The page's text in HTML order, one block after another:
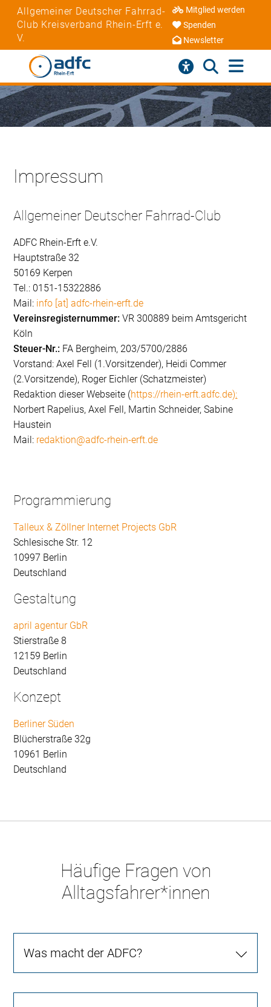
Allgemeiner Deutscher Fahrrad-
Club Kreisverband Rhein-Erft e.
V.
Mitglied werden
Spenden
Newsletter
Impressum
Allgemeiner Deutscher Fahrrad-Club
ADFC Rhein-Erft e.V.
Hauptstraße 32
50169 Kerpen
Tel.: 0151-15322886
Mail: info [at] adfc-rhein-erft.de
Vereinsregisternummer: VR 300889 beim Amtsgericht
Köln
Steuer-Nr.: FA Bergheim, 203/5700/2886
Vorstand: Axel Fell (1.Vorsitzender), Heidi Commer
(2.Vorsitzende), Roger Eichler (Schatzmeister)
Redaktion dieser Webseite (https://rhein-erft.adfc.de):
Norbert Rapelius, Axel Fell, Martin Schneider, Sabine
Haustein
Mail: redaktion@adfc-rhein-erft.de
Programmierung
Talleux & Zöllner Internet Projects GbR
Schlesische Str. 12
10997 Berlin
Deutschland
Gestaltung
april agentur GbR
Stierstraße 8
12159 Berlin
Deutschland
Konzept
Berliner Süden
Blücherstraße 32g
10961 Berlin
Deutschland
Häufige Fragen von
Alltagsfahrer*innen
Was macht der ADFC?